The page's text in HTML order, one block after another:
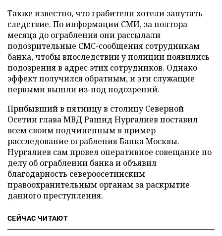
Также известно, что грабители хотели запутать
следствие. По информации СМИ, за полтора
месяца до ограбления они рассылали
подозрительные СМС-сообщения сотрудникам
банка, чтобы впоследствии у полиции появились
подозрения в адрес этих сотрудников. Однако
эффект получился обратным, и эти служащие
первыми вышли из-под подозрений.
Прибывший в пятницу в столицу Северной
Осетии глава МВД Рашид Нургалиев поставил
всем своим подчиненным в пример
расследование ограбления Банка Москвы.
Нургалиев сам провел оперативное совещание по
делу об ограблении банка и объявил
благодарность североосетинским
правоохранительным органам за раскрытие
данного преступления.
СЕЙЧАС ЧИТАЮТ